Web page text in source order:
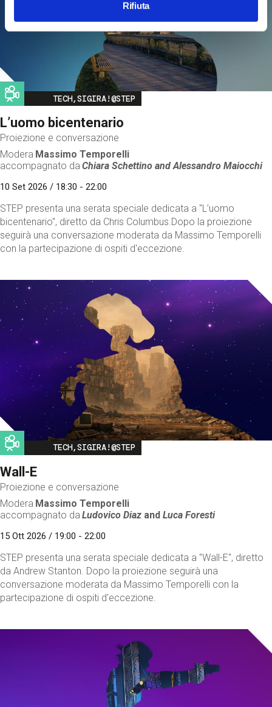
Rifiuta
Image
TECH,SIGIRA!@STEP
L’uomo bicentenario
Proiezione e conversazione
Modera Massimo Temporelli
accompagnato da Chiara Schettino andAlessandro Maiocchi
10 Set 2026 / 18:30 - 22:00
STEP presenta una serata speciale dedicata a "L’uomo
bicentenario", diretto da Chris Columbus.Dopo la proiezione
seguirà una conversazione moderata da Massimo Temporelli
con la partecipazione di ospiti d'eccezione.
Image
TECH,SIGIRA!@STEP
Wall-E
Proiezione e conversazione
Modera Massimo Temporelli
accompagnato da Ludovico Diaz andLuca Foresti
15 Ott 2026 / 19:00 - 22:00
STEP presenta una serata speciale dedicata a "Wall-E", diretto
da Andrew Stanton. Dopo la proiezione seguirà una
conversazione moderata da Massimo Temporelli con la
partecipazione di ospiti d'eccezione.